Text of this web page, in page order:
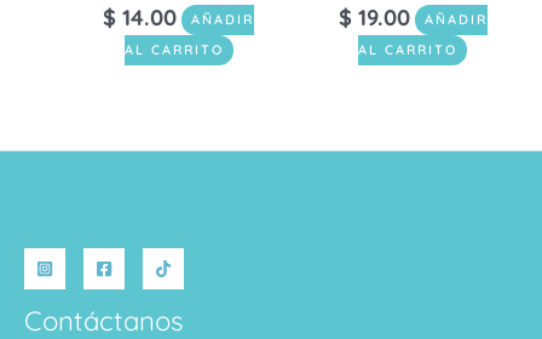
$ 14.00
AÑADIR
AL CARRITO
$ 19.00
AÑADIR
AL CARRITO
Contáctanos